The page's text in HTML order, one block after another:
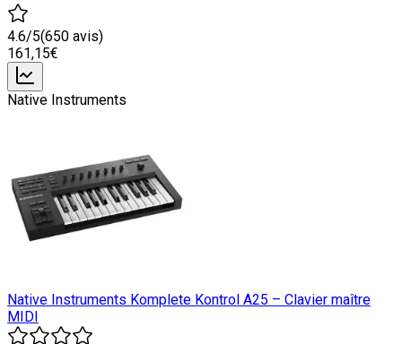
4.6/5(650 avis)
161,15€
Native Instruments
Native Instruments Komplete Kontrol A25 – Clavier maître
MIDI